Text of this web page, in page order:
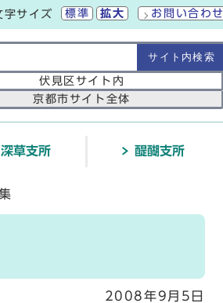
字サイズ 標準 拡大 お問い合わせ
範囲 伏見区サイト内
京都市サイト全体
深草支所 醍醐支所
2008年9月5日